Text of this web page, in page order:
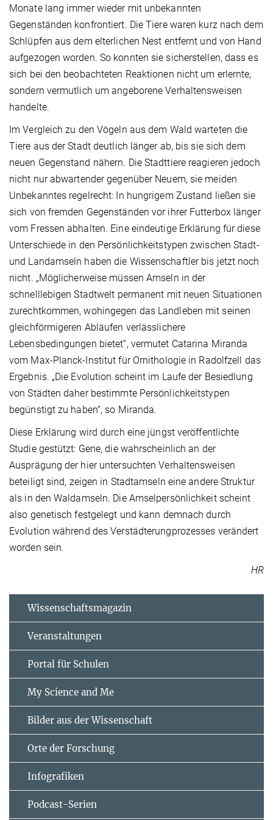
Monate lang immer wieder mit unbekannten
Gegenständen konfrontiert. Die Tiere waren kurz nach dem
Schlüpfen aus dem elterlichen Nest entfernt und von Hand
aufgezogen worden. So konnten sie sicherstellen, dass es
sich bei den beobachteten Reaktionen nicht um erlernte,
sondern vermutlich um angeborene Verhaltensweisen
handelte.
Im Vergleich zu den Vögeln aus dem Wald warteten die
Tiere aus der Stadt deutlich länger ab, bis sie sich dem
neuen Gegenstand nähern. Die Stadttiere reagieren jedoch
nicht nur abwartender gegenüber Neuem, sie meiden
Unbekanntes regelrecht: In hungrigem Zustand ließen sie
sich von fremden Gegenständen vor ihrer Futterbox länger
vom Fressen abhalten. Eine eindeutige Erklärung für diese
Unterschiede in den Persönlichkeitstypen zwischen Stadt-
und Landamseln haben die Wissenschaftler bis jetzt noch
nicht. „Möglicherweise müssen Amseln in der
schnelllebigen Stadtwelt permanent mit neuen Situationen
zurechtkommen, wohingegen das Landleben mit seinen
gleichförmigeren Abläufen verlässlichere
Lebensbedingungen bietet“, vermutet Catarina Miranda
vom Max-Planck-Institut für Ornithologie in Radolfzell das
Ergebnis. „Die Evolution scheint im Laufe der Besiedlung
von Städten daher bestimmte Persönlichkeitstypen
begünstigt zu haben“, so Miranda.
Diese Erklärung wird durch eine jüngst veröffentlichte
Studie gestützt: Gene, die wahrscheinlich an der
Ausprägung der hier untersuchten Verhaltensweisen
beteiligt sind, zeigen in Stadtamseln eine andere Struktur
als in den Waldamseln. Die Amselpersönlichkeit scheint
also genetisch festgelegt und kann demnach durch
Evolution während des Verstädterungprozesses verändert
worden sein.
HR
Wissenschaftsmagazin
Veranstaltungen
Portal für Schulen
My Science and Me
Bilder aus der Wissenschaft
Orte der Forschung
Infografiken
Podcast-Serien